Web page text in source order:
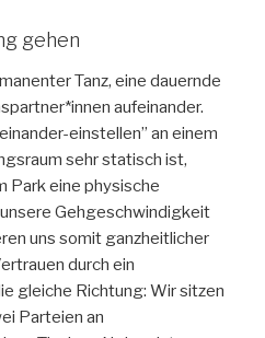
gehen
Tanz, eine dauernde
aufeinander.
einstellen” an einem
sehr statisch ist,
Park eine physische
Gehgeschwindigkeit
uns somit ganzheitlicher
durch ein
gleiche Richtung: Wir sitzen
Parteien an